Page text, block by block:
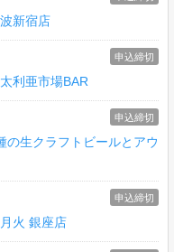
新宿店
利亜市場BAR
申込締切
の生クラフトビールとアウ
申込締切
火 銀座店
申込締切